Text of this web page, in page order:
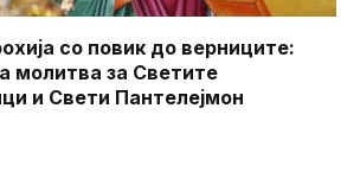
со повик до верниците:
молитва за Светите
и Свети Пантелејмон